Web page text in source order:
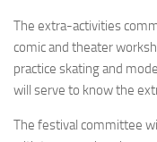
The extra-activities
comic and theater
practice skating and
will serve to know the
The festival committee